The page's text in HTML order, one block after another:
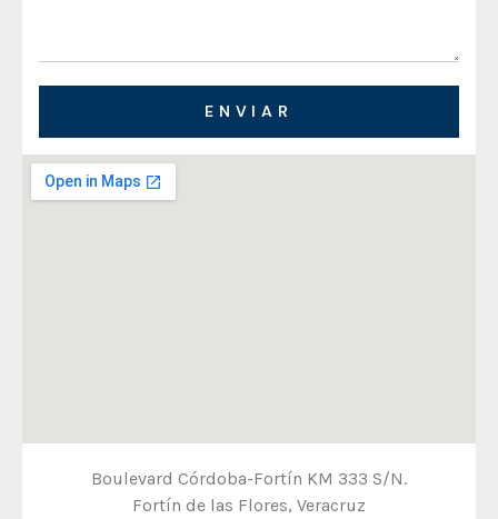
ENVIAR
Boulevard Córdoba-Fortín KM 333 S/N.
Fortín de las Flores, Veracruz